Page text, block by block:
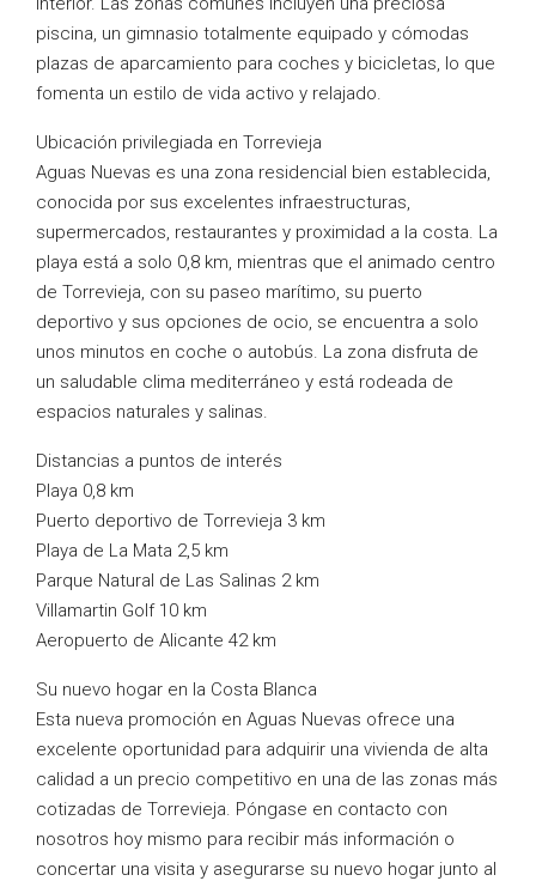
piscina, un gimnasio totalmente equipado y cómodas
plazas de aparcamiento para coches y bicicletas, lo que
fomenta un estilo de vida activo y relajado.
Ubicación privilegiada en Torrevieja
Aguas Nuevas es una zona residencial bien establecida,
conocida por sus excelentes infraestructuras,
supermercados, restaurantes y proximidad a la costa. La
playa está a solo 0,8 km, mientras que el animado centro
de Torrevieja, con su paseo marítimo, su puerto
deportivo y sus opciones de ocio, se encuentra a solo
unos minutos en coche o autobús. La zona disfruta de
un saludable clima mediterráneo y está rodeada de
espacios naturales y salinas.
Distancias a puntos de interés
Playa 0,8 km
Puerto deportivo de Torrevieja 3 km
Playa de La Mata 2,5 km
Parque Natural de Las Salinas 2 km
Villamartin Golf 10 km
Aeropuerto de Alicante 42 km
Su nuevo hogar en la Costa Blanca
Esta nueva promoción en Aguas Nuevas ofrece una
excelente oportunidad para adquirir una vivienda de alta
calidad a un precio competitivo en una de las zonas más
cotizadas de Torrevieja. Póngase en contacto con
nosotros hoy mismo para recibir más información o
concertar una visita y asegurarse su nuevo hogar junto al